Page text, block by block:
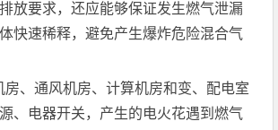
放要求，还应能够保证发生燃气泄漏
快速稀释，避免产生爆炸危险混合气
房、通风机房、计算机房和变、配电室
、电器开关，产生的电火花遇到燃气